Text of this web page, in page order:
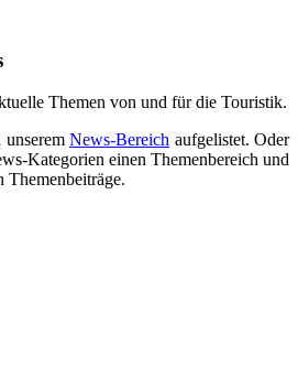
Themen von und für die Touristik.
News-Bereich aufgelistet. Oder
Kategorien einen Themenbereich und
Themenbeiträge.